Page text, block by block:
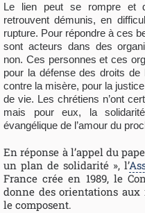
Le lien peut se rompre et
retrouvent démunis, en
rupture. Pour répondre à ces
sont acteurs dans des
non. Ces personnes et ces
pour la défense des droits de
contre la misère, pour la
de vie. Les chrétiens n’ont
mais pour eux, la
évangélique de l’amour du
En réponse à l’appel du
un plan de solidarité », l’
France crée en 1989, le
donne des orientations aux
le composent.